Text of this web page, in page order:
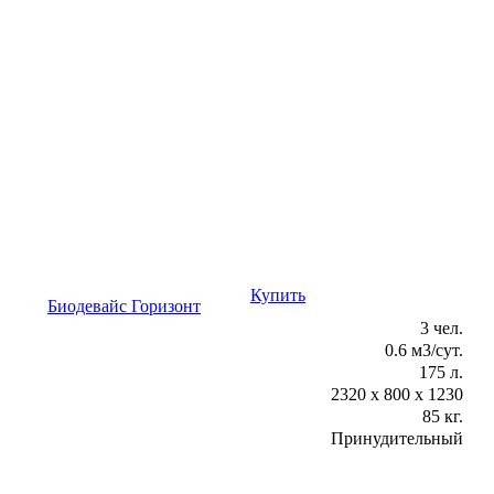
Купить
Биодевайс Горизонт
3 чел.
0.6 м3/сут.
175 л.
2320 х 800 х 1230
85 кг.
Принудительный